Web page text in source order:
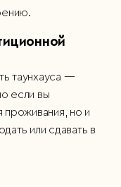
таунхауса —
если вы
проживания, но и
или сдавать в